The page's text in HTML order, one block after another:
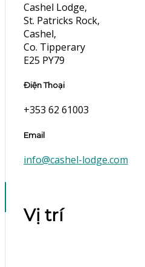
Cashel Lodge,
St. Patricks Rock,
Cashel,
Co. Tipperary
E25 PY79
Điện Thoại
+353 62 61003
Email
info@cashel-lodge.com
Vị trí